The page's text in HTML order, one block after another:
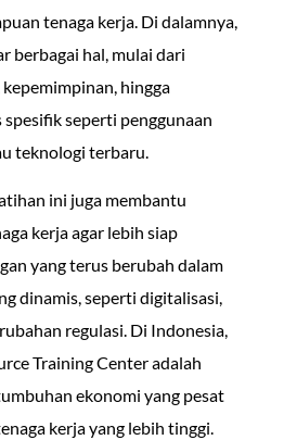
tenaga kerja. Di dalamnya,
berbagai hal, mulai dari
hingga
seperti penggunaan
teknologi terbaru.
ini juga membantu
kerja agar lebih siap
yang terus berubah dalam
dinamis, seperti digitalisasi,
regulasi. Di Indonesia,
Training Center adalah
ekonomi yang pesat
kerja yang lebih tinggi.